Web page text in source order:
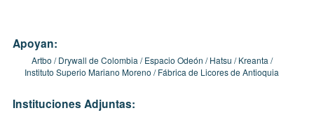
Apoyan:
Artbo Drywall de Colombia Espacio Odeón Hatsu
Kreanta
Instituto Superio Mariano Moreno
Fábrica de Licores de Antioquia
Instituciones Adjuntas: